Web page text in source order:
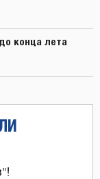
конца лета